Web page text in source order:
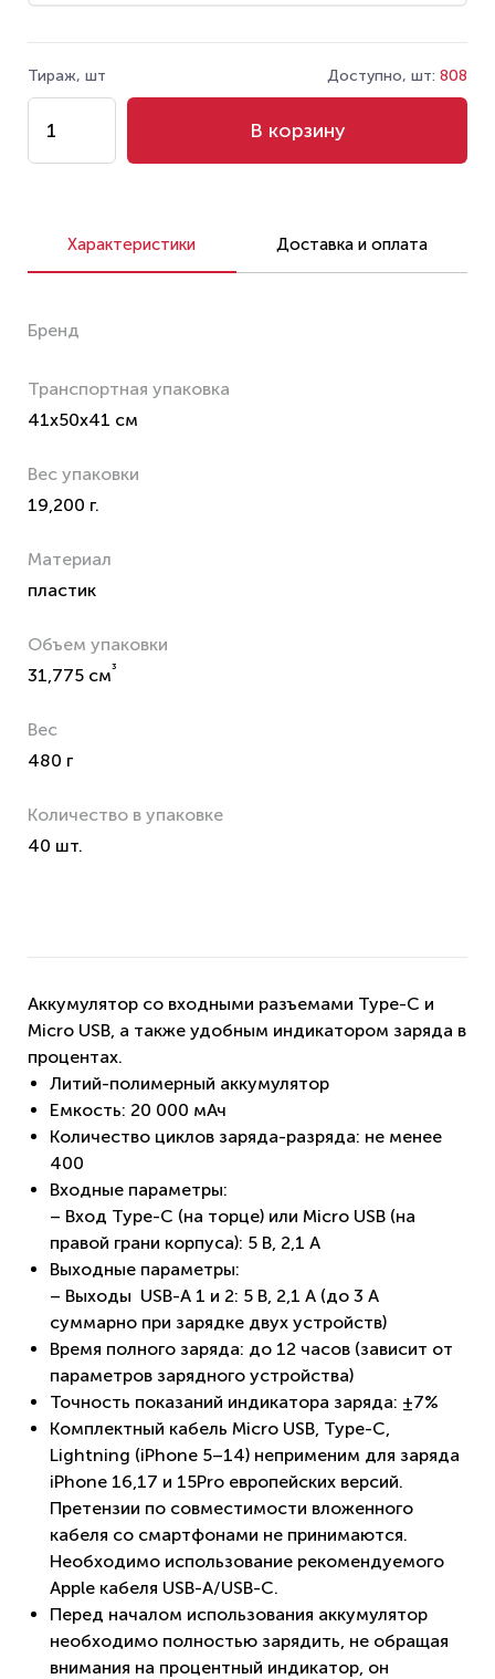
Тираж, шт Доступно, шт: 808
В корзину
Характеристики Доставка и оплата
Бренд
Транспортная упаковка
41x50x41 см
Вес упаковки
19,200 г.
Материал
пластик
Объем упаковки
31,775 см³
Вес
480 г
Количество в упаковке
40 шт.
Аккумулятор со входными разъемами Type-C и
Micro USB, а также удобным индикатором заряда в
процентах.
Литий-полимерный аккумулятор
Емкость: 20 000 мАч
Количество циклов заряда-разряда: не менее
400
Входные параметры:
– Вход Type-C (на торце) или Micro USB (на
правой грани корпуса): 5 В, 2,1 A
Выходные параметры:
– Выходы USB-А 1 и 2: 5 В, 2,1 А (до 3 А
суммарно при зарядке двух устройств)
Время полного заряда: до 12 часов (зависит от
параметров зарядного устройства)
Точность показаний индикатора заряда: ±7%
Комплектный кабель Micro USB, Type-C,
Lightning (iPhone 5–14) неприменим для заряда
iPhone 16,17 и 15Pro европейских версий.
Претензии по совместимости вложенного
кабеля со смартфонами не принимаются.
Необходимо использование рекомендуемого
Apple кабеля USB-A/USB-C.
Перед началом использования аккумулятор
необходимо полностью зарядить, не обращая
внимания на процентный индикатор, он